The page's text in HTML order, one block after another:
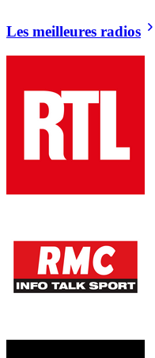
Les meilleures radios